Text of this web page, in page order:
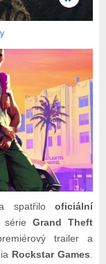
spatřilooficiální
sérieGrand Theft
trailer a
Rockstar Games.